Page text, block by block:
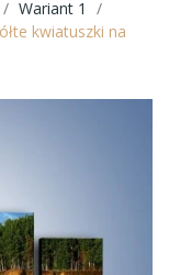
Wariant 1
kwiatuszki na